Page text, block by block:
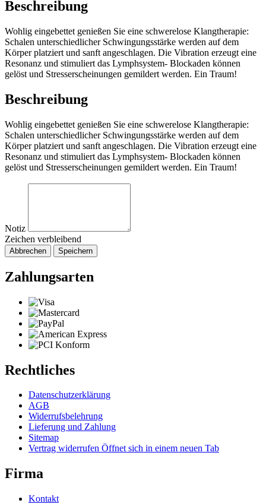
Beschreibung
Wohlig eingebettet genießen Sie eine schwerelose Klangtherapie:
Schalen unterschiedlicher Schwingungsstärke werden auf dem
Körper platziert und sanft angeschlagen. Die Vibration erzeugt eine
Resonanz und stimuliert das Lymphsystem- Blockaden können
gelöst und Stresserscheinungen gemildert werden. Ein Traum!
Beschreibung
Wohlig eingebettet genießen Sie eine schwerelose Klangtherapie:
Schalen unterschiedlicher Schwingungsstärke werden auf dem
Körper platziert und sanft angeschlagen. Die Vibration erzeugt eine
Resonanz und stimuliert das Lymphsystem- Blockaden können
gelöst und Stresserscheinungen gemildert werden. Ein Traum!
Notiz
Zeichen verbleibend
Abbrechen Speichern
Zahlungsarten
Rechtliches
Datenschutzerklärung
AGB
Widerrufsbelehrung
Lieferung und Zahlung
Sitemap
Vertrag widerrufen Öffnet sich in einem neuen Tab
Firma
Kontakt